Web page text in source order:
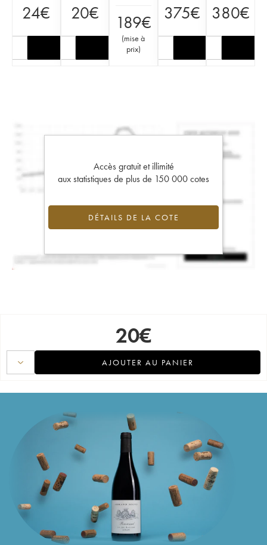
24€ 20€ 189€
(mise à
prix)
375€ 380€
Accès gratuit et illimité
aux statistiques de plus de 150 000 cotes
DÉTAILS DE LA COTE
20€
AJOUTER AU PANIER